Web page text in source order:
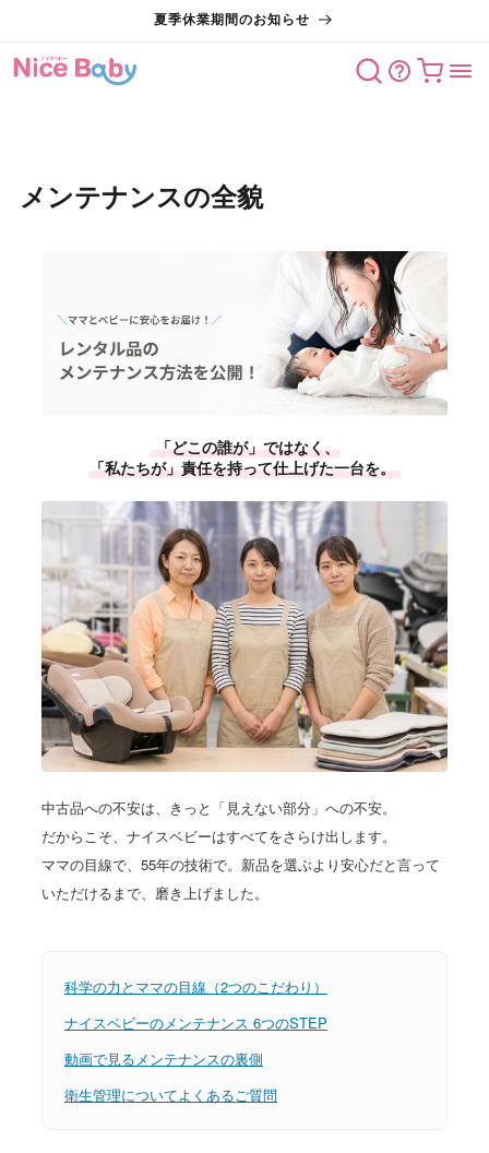
夏季休業期間のお知らせ
カート
メンテナンスの全貌
「どこの誰が」ではなく、
「私たちが」責任を持って仕上げた一台を。
中古品への不安は、きっと「見えない部分」への不安。
だからこそ、ナイスベビーはすべてをさらけ出します。
ママの目線で、55年の技術で。新品を選ぶより安心だと言って
いただけるまで、磨き上げました。
科学の力とママの目線（2つのこだわり）
ナイスベビーのメンテナンス 6つのSTEP
動画で見るメンテナンスの裏側
衛生管理についてよくあるご質問